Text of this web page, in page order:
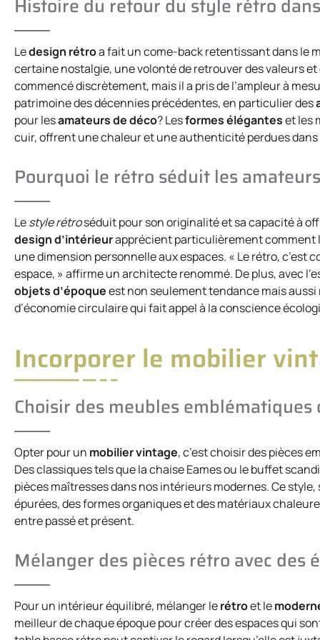
Histoire du retour du style rétro
Ledesign rétroa fait un come-back retentissant dans le
certaine nostalgie, une volonté de retrouver des valeurs
commencé discrètement, mais il a pris de l’ampleur à
patrimoine des décennies précédentes, en particulier des
pour lesamateurs de déco? Lesformes éléganteset les
cuir, offrent une chaleur et une authenticité perdues
Pourquoi le rétro séduit les
Lestyle rétroséduit pour son originalité et sa capacité à
design d’intérieurapprécient particulièrement comment
une dimension personnelle aux espaces. « Le rétro, c’est
espace, » affirme un architecte renommé. De plus, avec
objets d’époqueest non seulement tendance mais
d’économie circulaire qui fait appel à la conscience
Incorporer le mobilier
Choisir des meubles
Opter pour un mobilier vintage, c’est choisir des pièces
Des classiques tels que la chaise Eames ou le buffet
pièces maîtresses dans nos intérieurs modernes. Ce
épurées, des formes organiques et des matériaux
entre passé et présent.
Mélanger des pièces rétro avec des
Pour un intérieur équilibré, mélanger lerétroet le
meilleur de chaque époque pour créer des espaces qui